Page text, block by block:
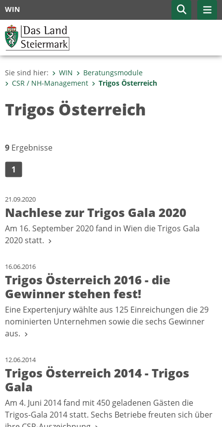
WIN
Sie sind hier: WIN
Beratungsmodule
CSR / NH-Management
Trigos Österreich
Trigos Österreich
9 Ergebnisse
1
21.09.2020
Nachlese zur Trigos Gala 2020
Am 16. September 2020 fand in Wien die Trigos Gala
2020 statt.
16.06.2016
Trigos Österreich 2016 - die
Gewinner stehen fest!
Eine Expertenjury wählte aus 125 Einreichungen die 29
nominierten Unternehmen sowie die sechs Gewinner
aus.
12.06.2014
Trigos Österreich 2014 - Trigos
Gala
Am 4. Juni 2014 fand mit 450 geladenen Gästen die
Trigos-Gala 2014 statt. Sechs Betriebe freuten sich über